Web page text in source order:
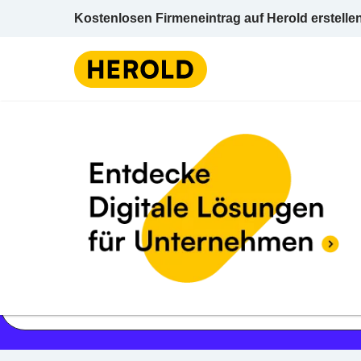
Kostenlosen Firmeneintrag auf Herold